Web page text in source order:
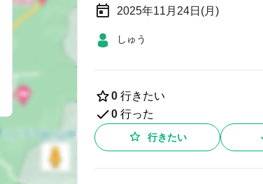
2025年11月24日(月)
しゅう
0 行きたい
0 行った
行きたい